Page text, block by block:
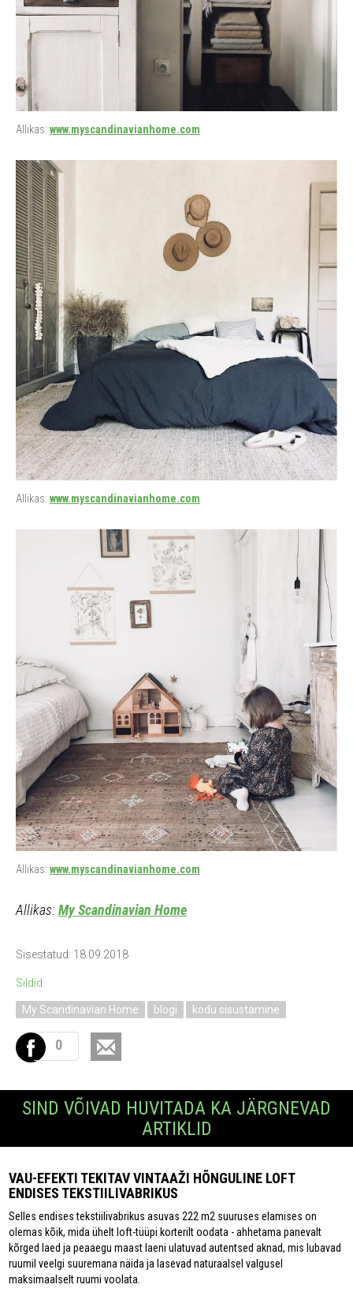
Allikas: www.myscandinavianhome.com
Allikas: www.myscandinavianhome.com
Allikas: www.myscandinavianhome.com
Allikas: My Scandinavian Home
Sisestatud: 18.09.2018
Sildid:
My Scandinavian Home blogi kodu sisustamine
0
SIND VÕIVAD HUVITADA KA JÄRGNEVAD
ARTIKLID
VAU-EFEKTI TEKITAV VINTAAŽI HÕNGULINE LOFT
ENDISES TEKSTIILIVABRIKUS
Selles endises tekstiilivabrikus asuvas 222 m2 suuruses elamises on
olemas kõik, mida ühelt loft-tüüpi korterilt oodata - ahhetama panevalt
kõrged laed ja peaaegu maast laeni ulatuvad autentsed aknad, mis lubavad
ruumil veelgi suuremana näida ja lasevad naturaalsel valgusel
maksimaalselt ruumi voolata.